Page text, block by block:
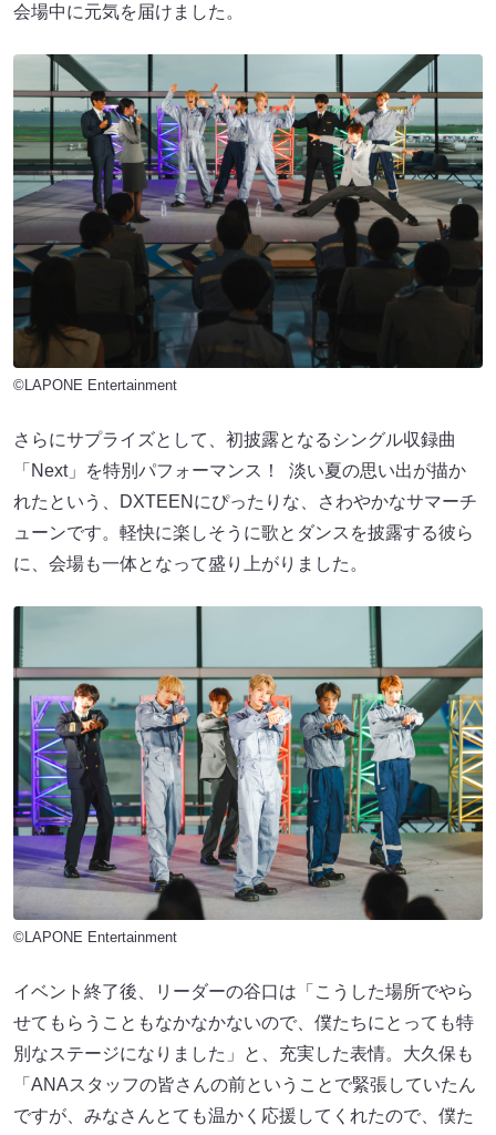
会場中に元気を届けました。
©LAPONE Entertainment
さらにサプライズとして、初披露となるシングル収録曲
「Next」を特別パフォーマンス！ 淡い夏の思い出が描か
れたという、DXTEENにぴったりな、さわやかなサマーチ
ューンです。軽快に楽しそうに歌とダンスを披露する彼ら
に、会場も一体となって盛り上がりました。
©LAPONE Entertainment
イベント終了後、リーダーの谷口は「こうした場所でやら
せてもらうこともなかなかないので、僕たちにとっても特
別なステージになりました」と、充実した表情。大久保も
「ANAスタッフの皆さんの前ということで緊張していたん
ですが、みなさんとても温かく応援してくれたので、僕た